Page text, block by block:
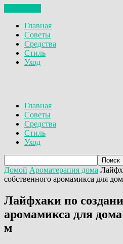
Главная
Советы
Средства
Стиль
Уход
Главная
Советы
Средства
Стиль
Уход
Домой Ароматерапия дома
собственного аромамикса для
Лайфхаки по
аромамикса для
м